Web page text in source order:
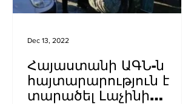
Հայաստանի ԱԳՆ-ն
հայտարարություն է
տարածել Լաչինի
Dec 13, 2022